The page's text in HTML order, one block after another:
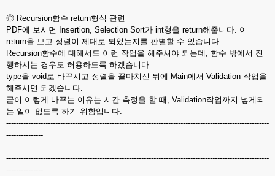
◎ Recursion함수 return형식 관련
PDF에 보시면 Insertion, Selection Sort가 int형을 return해줍니다. 이
return을 보고 정렬이 제대로 되었는지를 판별할 수 있습니다.
Recursion함수에 대해서도 이런 작업을 해주셔야 되는데, 함수 밖에서 진
행하시는 경우도 허용하도록 하겠습니다.
type을 void로 바꾸시고 정렬을 끝마치신 뒤에 Main에서 Validation 작업을
해주시면 되겠습니다.
굳이 이렇게 바꾸는 이유는 시간 측정을 할 때, Validation작업까지 넣게되
는 일이 없도록 하기 위함입니다.
-----------------------------------------------------------------------------------------------------------
---------------
-----------------------------------------------------------------------------------------------------------
---------------